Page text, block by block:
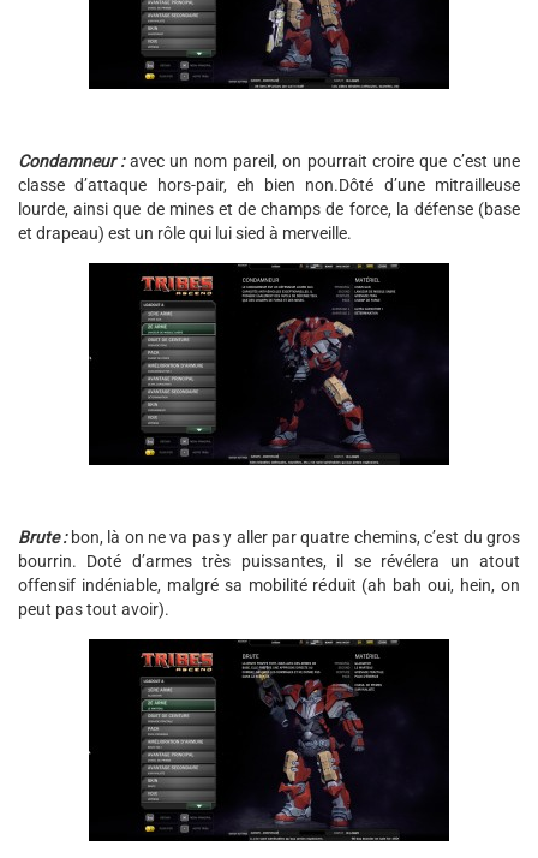
Condamneur : avec un nom pareil, on pourrait croire que c’est une
classe d’attaque hors-pair, eh bien non.Dôté d’une mitrailleuse
lourde, ainsi que de mines et de champs de force, la défense (base
et drapeau) est un rôle qui lui sied à merveille.
Brute :bon, là on ne va pas y aller par quatre chemins, c’est du gros
bourrin. Doté d’armes très puissantes, il se révélera un atout
offensif indéniable, malgré sa mobilité réduit (ah bah oui, hein, on
peut pas tout avoir).